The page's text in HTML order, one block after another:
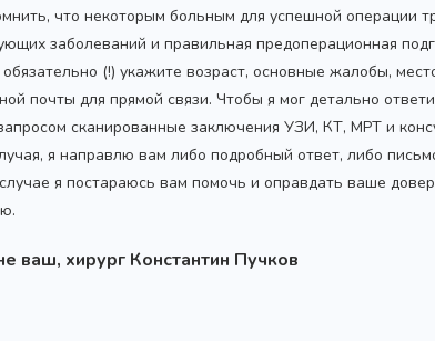
что некоторым больным для успешной операции
заболеваний и правильная предоперационная
(!) укажите возраст, основные жалобы,
почты для прямой связи. Чтобы я мог детально
сканированные заключения УЗИ, КТ, МРТ и
я направлю вам либо подробный ответ, либо
я постараюсь вам помочь и оправдать ваше
ваш, хирург Константин Пучков